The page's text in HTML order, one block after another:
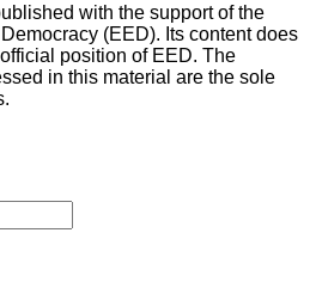
with the support of the
(EED). Its content does
position of EED. The
in this material are the sole